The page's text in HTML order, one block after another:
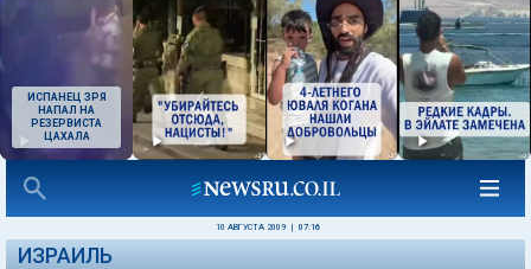
ИСПАНЕЦ ЗРЯ
НАПАЛ НА
РЕЗЕРВИСТА
ЦАХАЛА
10 АВГУСТА 2009 07:16
ИЗРАИЛЬ